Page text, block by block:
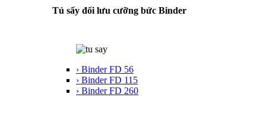
Tủ sấy đối lưu cưỡng bức Binder
› Binder FD 56
› Binder FD 115
› Binder FD 260